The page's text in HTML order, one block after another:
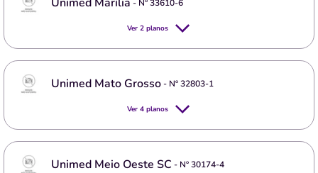
- Nº33610-6
Ver 2 planos
Unimed Mato Grosso- Nº32803-1
Ver 4 planos
Unimed Meio Oeste SC - Nº30174-4